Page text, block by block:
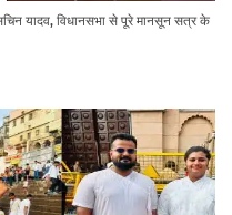
यादव, विधानसभा से पूरे मानसून सत्र के